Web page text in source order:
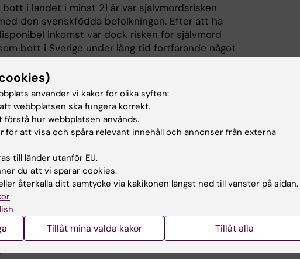
i landet i minst 21 år var självmordsrisken
den svenskfödda befolkningen. Efter att ha
inkomst var dock risken för självmord
bott i Sverige under lång tid fortfarande något
Detta stärker kopplingen mellan
och självmord, enligt forskarna.
att studien enbart inkluderar flyktingar som
och kan därför inte säga något om
rapport från 2019som fokuserade på
asylsökande flyktingbarn i Sverige fann en hög risk
den specifika gruppen.
med hjälp av Forskningsrådet för arbetsliv,
Wellcome Trust, Royal Society, NIHR
Centre och Vetenskapsrådet.
använder vi kakor för olika syften:
webbplatsen ska fungera korrekt.
förstå hur webbplatsen används.
för att visa och spåra relevant innehåll och annonser från externa
till länder utanför EU.
du att vi sparar cookies.
återkalla ditt samtycke via kakikonen längst ned till vänster på sidan.
Tillåt mina valda kakor Tillåt alla